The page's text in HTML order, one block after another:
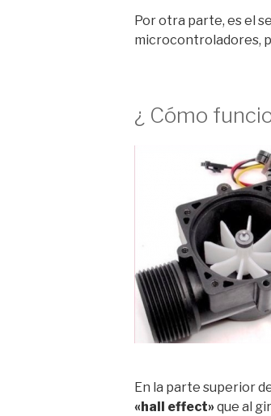
Por otra parte, es el
microcontroladores,
¿ Cómo
En la parte superior
«hall effect»que al